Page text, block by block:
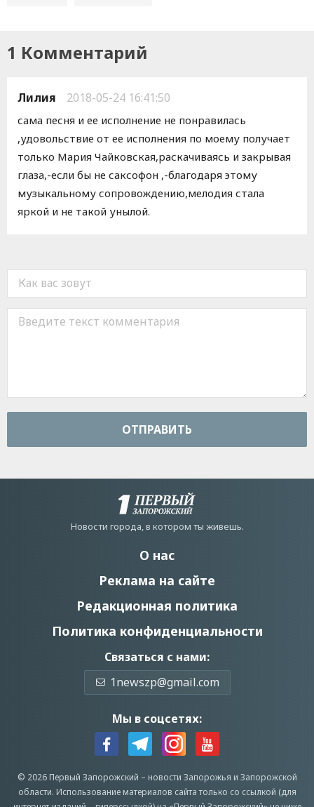
1 Комментарий
Лилия 2018-05-24 16:41:50
сама песня и ее исполнение не понравилась
,удовольствие от ее исполнения по моему получает
только Мария Чайковская,раскачиваясь и закрывая
глаза,-если бы не саксофон ,-благодаря этому
музыкальному сопровождению,мелодия стала
яркой и не такой унылой.
ОТПРАВИТЬ
Новости города, в котором ты живешь.
О нас
Реклама на сайте
Редакционная политика
Политика конфиденциальности
Связаться с нами:
1newszp@gmail.com
Мы в соцсетях:
© 2026 Первый Запорожский – новости Запорожья и Запорожской
области. Использование материалов сайта только со ссылкой (для